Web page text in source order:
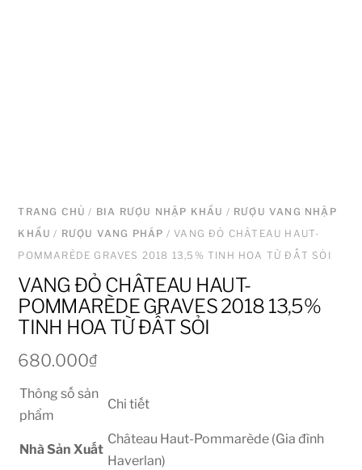
TRANG CHỦ / BIA RƯỢU NHẬP KHẨU / RƯỢU VANG NHẬP
KHẨU / RƯỢU VANG PHÁP / VANG ĐỎ CHÂTEAU HAUT-
POMMARÈDE GRAVES 2018 13,5% TINH HOA TỪ ĐẤT SỎI
VANG ĐỎ CHÂTEAU HAUT-
POMMARÈDE GRAVES 2018 13,5%
TINH HOA TỪ ĐẤT SỎI
680.000₫
Thông số sản
phẩm
Chi tiết
Nhà Sản Xuất
Château Haut-Pommarède (Gia đình
Haverlan)